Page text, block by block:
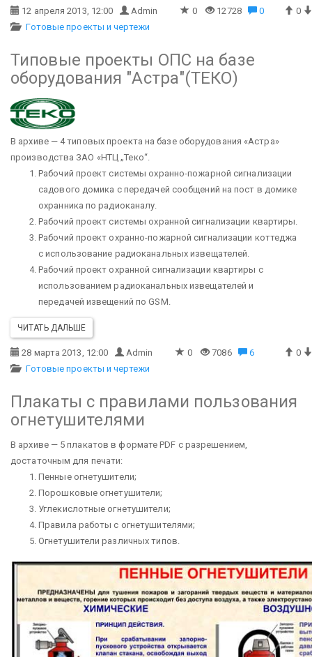
12 апреля 2013, 12:00 Admin 0 12728 0
0
Готовые проекты и чертежи
Типовые проекты ОПС на базе
оборудования "Астра"(ТЕКО)
В архиве — 4 типовых проекта на базе оборудования «Астра»
производства ЗАО «НТЦ „Теко“.
Рабочий проект системы охранно-пожарной сигнализации
садового домика с передачей сообщений на пост в домике
охранника по радиоканалу.
Рабочий проект cистемы охранной сигнализации квартиры.
Рабочий проект охранно-пожарной сигнализации коттеджа
с использование радиоканальных извещателей.
Рабочий проект охранной сигнализации квартиры с
использованием радиоканальных извещателей и
передачей извещений по GSM.
ЧИТАТЬ ДАЛЬШЕ
28 марта 2013, 12:00 Admin 0 7086 6
0
Готовые проекты и чертежи
Плакаты с правилами пользования
огнетушителями
В архиве — 5 плакатов в формате PDF с разрешением,
достаточным для печати:
Пенные огнетушители;
Порошковые огнетушители;
Углекислотные огнетушители;
Правила работы с огнетушителями;
Огнетушители различных типов.